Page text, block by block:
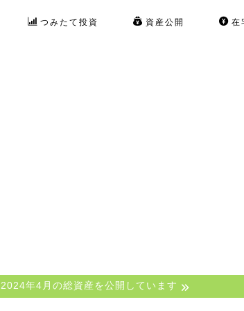
つみたて投資 資産公開 在
2024年4月の総資産を公開しています